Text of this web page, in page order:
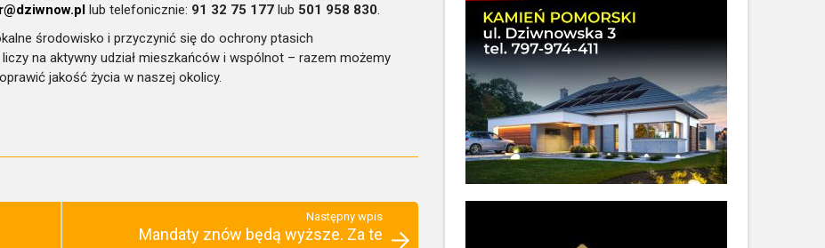
lub telefonicznie: 91 32 75 177 lub 501 958 830.
środowisko i przyczynić się do ochrony ptasich
na aktywny udział mieszkańców i wspólnot – razem możemy
jakość życia w naszej okolicy.
Następny wpis
Mandaty znów będą wyższe. Za te